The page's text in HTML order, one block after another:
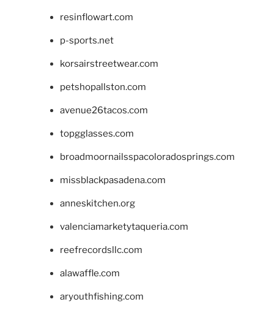
resinflowart.com
p-sports.net
korsairstreetwear.com
petshopallston.com
avenue26tacos.com
topgglasses.com
broadmoornailsspacoloradosprings.com
missblackpasadena.com
anneskitchen.org
valenciamarketytaqueria.com
reefrecordsllc.com
alawaffle.com
aryouthfishing.com